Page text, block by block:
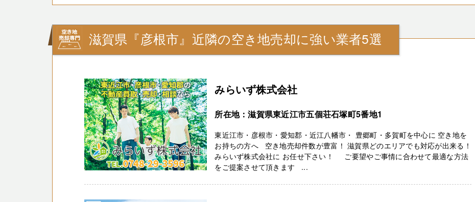
滋賀県『彦根市』近隣の空き地売却に強い業者5選
みらいず株式会社
所在地：滋賀県東近江市五個荘石塚町5番地1
東近江市・彦根市・愛知郡・近江八幡市・ 豊郷町・多賀町を中心に 空き地を
お持ちの方へ 空き地売却件数が豊富！ 滋賀県どのエリアでも対応が出来る！
みらいず株式会社に お任せ下さい！ ご要望やご事情に合わせて最適な方法
をご提案させて頂きます ...